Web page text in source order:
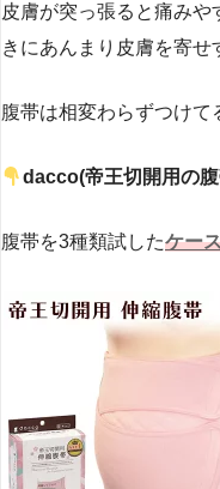
皮膚が突っ張ると痛みや
きにあんまり皮膚を寄せ
腹帯は相変わらずつけて
dacco(帝王切開用の
腹帯を3種類試したケー